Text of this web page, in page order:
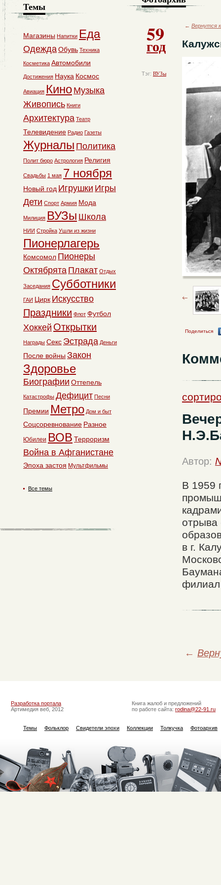
59
год
Тэг: ВУЗы
← Вернутся
Поделиться
Автор:
В 1959
отрыва
в г.
←
Темы
Магазины Напитки Еда
ОдеждаОбувь Техника
Косметика Автомобили
Достижения Наука Космос
Авиация Кино Музыка
Живопись Книги
Архитектура Театр
Телевидение Радио Газеты
Журналы Политика
Полит бюро Астрология Религия
Свадьбы 1 мая 7 ноября
Новый год Игрушки Игры
Дети Спорт Армия Мода
Милиция ВУЗы Школа
НИИ Стройка Ушли из жизни
Пионерлагерь
Комсомол Пионеры
Октябрята Плакат Отдых
Заседания Субботники
ГАИ Цирк Искусство
Праздники Флот Футбол
Хоккей Открытки
Награды Секс Эстрада Деньги
После войны Закон
Здоровье
Биографии Оттепель
Катастрофы Дефицит Песни
Премии Метро Дом и быт
Соцсоревнование Разное
Юбилеи ВОВ Терроризм
Война в Афганистане
Эпоха застоя Мультфильмы
Все темы
Разработка портала
Артимедия веб, 2012
Книга жалоб и предложений
по работе сайта: rodina@22-91.ru
Темы Фольклор Свидетели эпохи Коллекции Толкучка Фотоархив